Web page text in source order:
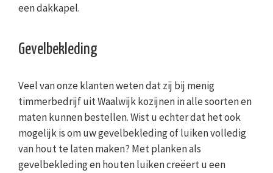
een dakkapel.
Gevelbekleding
Veel van onze klanten weten dat zij bij menig
timmerbedrijf uit Waalwijk kozijnen in alle soorten en
maten kunnen bestellen. Wist u echter dat het ook
mogelijk is om uw gevelbekleding of luiken volledig
van hout te laten maken? Met planken als
gevelbekleding en houten luiken creëert u een